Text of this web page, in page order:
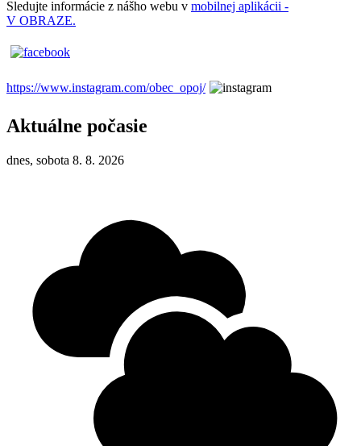
Sledujte informácie z nášho webu v mobilnej aplikácii -
V OBRAZE.
https://www.instagram.com/obec_opoj/
Aktuálne počasie
dnes, sobota 8. 8. 2026